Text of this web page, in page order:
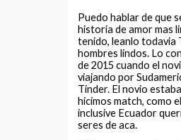
Puedo hablar de que
historia de amor mas
tenido, leanlo todavia
hombres lindos. Lo
de 2015 cuando el
viajando por
Tinder. El novio
hicimos match, como
inclusive Ecuador
seres de aca.